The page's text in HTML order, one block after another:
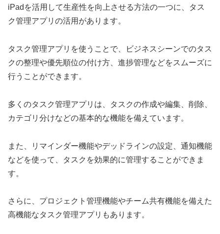
iPadを活用して生産性を向上させる方法の一つに、タス
ク管理アプリの活用があります。
タスク管理アプリを使うことで、ビジネスシーンでのタス
クの整理や優先順位の付け方、進捗管理などをスムーズに
行うことができます。
多くのタスク管理アプリは、タスクの作成や編集、削除、
カテゴリ分けなどの基本的な機能を備えています。
また、リマインダー機能やデッドラインの設定、通知機能
などを使って、タスクを効果的に管理することができま
す。
さらに、プロジェクト管理機能やチーム共有機能を備えた
高機能なタスク管理アプリもあります。